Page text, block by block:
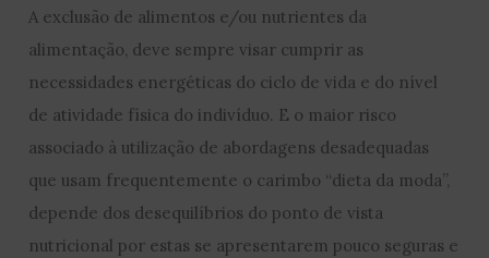
A exclusão de alimentos e/ou nutrientes da
alimentação, deve sempre visar cumprir as
necessidades energéticas do ciclo de vida e do nível
de atividade física do indivíduo. E o maior risco
associado à utilização de abordagens desadequadas
que usam frequentemente o carimbo “dieta da moda”,
depende dos desequilíbrios do ponto de vista
nutricional por estas se apresentarem pouco seguras e